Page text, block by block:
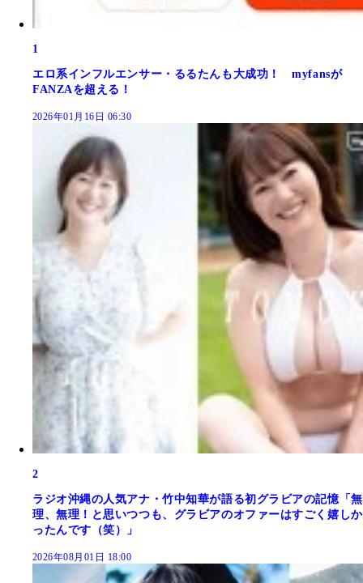
1
エロ系インフルエンサー・るるたんも大成功！ myfansが
FANZAを超える！
2026年01月16日 06:30
2
ラジオ沖縄の人気アナ・竹中知華が語る初グラビアの記憶「無
理、無理！と思いつつも、グラビアのオファーはすごく嬉しか
ったんです（笑）」
2026年08月01日 18:00